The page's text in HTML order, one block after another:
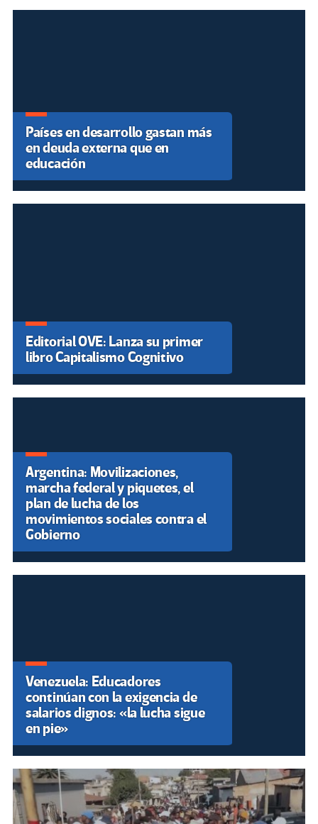
Países en desarrollo gastan más
en deuda externa que en
educación
Editorial OVE: Lanza su primer
libro Capitalismo Cognitivo
Argentina: Movilizaciones,
marcha federal y piquetes, el
plan de lucha de los
movimientos sociales contra el
Gobierno
Venezuela: Educadores
continúan con la exigencia de
salarios dignos: «la lucha sigue
en pie»